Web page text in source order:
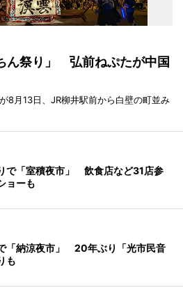
ん祭り」 弘前ねぷたが中国
8月13日、JR柳井駅前から白壁の町並み
で「室積夜市」 飲食店など31店参
ョーも
「納涼夜市」 20年ぶり「光市民音
も